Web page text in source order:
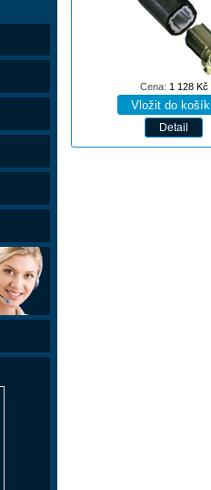
Cena: 1 128 Kč